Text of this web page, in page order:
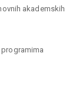
akademskih